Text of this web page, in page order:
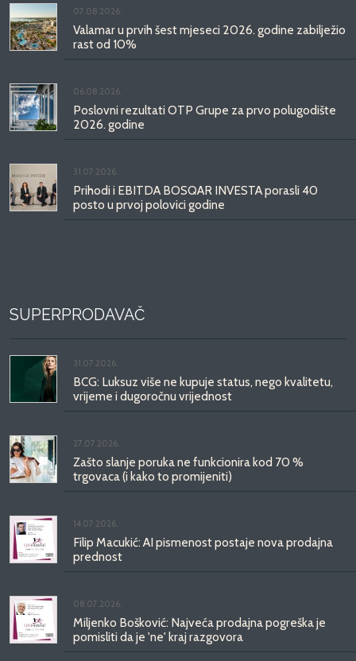
07.08.2026.
Valamar u prvih šest mjeseci 2026. godine zabilježio
rast od 10%
06.08.2026.
Poslovni rezultati OTP Grupe za prvo polugodište
2026. godine
31.07.2026.
Prihodi i EBITDA BOSQAR INVESTA porasli 40
posto u prvoj polovici godine
SUPERPRODAVAČ
31.07.2026.
BCG: Luksuz više ne kupuje status, nego kvalitetu,
vrijeme i dugoročnu vrijednost
27.07.2026.
Zašto slanje poruka ne funkcionira kod 70 %
trgovaca (i kako to promijeniti)
14.07.2026.
Filip Macukić: AI pismenost postaje nova prodajna
prednost
08.07.2026.
Miljenko Bošković: Najveća prodajna pogreška je
pomisliti da je 'ne' kraj razgovora